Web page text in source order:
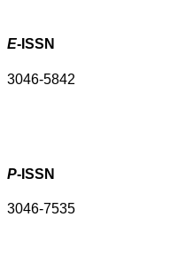
E-ISSN
3046-5842
P-ISSN
3046-7535